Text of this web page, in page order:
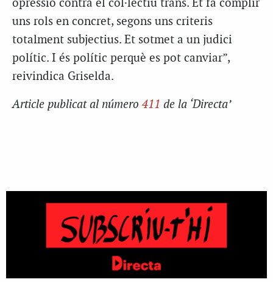
opressió contra el col·lectiu trans. Et fa complir
uns rols en concret, segons uns criteris
totalment subjectius. Et sotmet a un judici
polític. I és polític perquè es pot canviar”,
reivindica Griselda.
Article publicat al número411 de la ‘Directa’